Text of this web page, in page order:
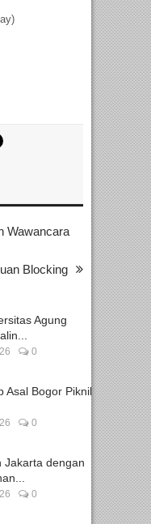
Wawancara
Blocking
Agung
0
Asal Bogor Piknik
0
Jakarta dengan
0